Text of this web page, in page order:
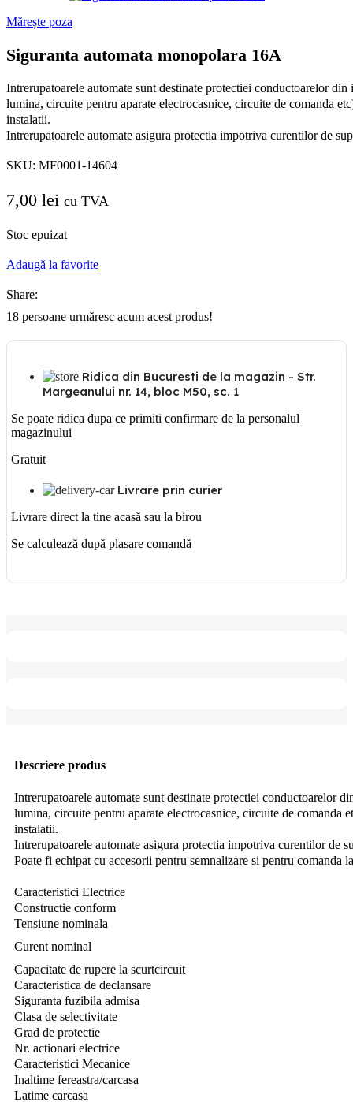
Mărește poza
Siguranta automata monopolara 16A
Intrerupatoarele automate sunt destinate protectiei conductoarelor
lumina, circuite pentru aparate electrocasnice, circuite de comanda
instalatii.
Intrerupatoarele automate asigura protectia impotriva curentilor de
SKU: MF0001-14604
7,00 lei cu TVA
Stoc epuizat
Adaugă la favorite
Share:
18 persoane urmăresc acum acest produs!
Ridica din Bucuresti de la magazin - Str.
Margeanului nr. 14, bloc M50, sc. 1
Se poate ridica dupa ce primiti confirmare de la personalul
magazinului
Gratuit
Livrare prin curier
Livrare direct la tine acasă sau la birou
Se calculează după plasare comandă
Descriere produs
Intrerupatoarele automate sunt destinate protectiei conductoarelor
lumina, circuite pentru aparate electrocasnice, circuite de comanda
instalatii.
Intrerupatoarele automate asigura protectia impotriva curentilor de
Poate fi echipat cu accesorii pentru semnalizare si pentru comanda
Caracteristici Electrice
Constructie conform
Tensiune nominala
Curent nominal
Capacitate de rupere la scurtcircuit
Caracteristica de declansare
Siguranta fuzibila admisa
Clasa de selectivitate
Grad de protectie
Nr. actionari electrice
Caracteristici Mecanice
Inaltime fereastra/carcasa
Latime carcasa